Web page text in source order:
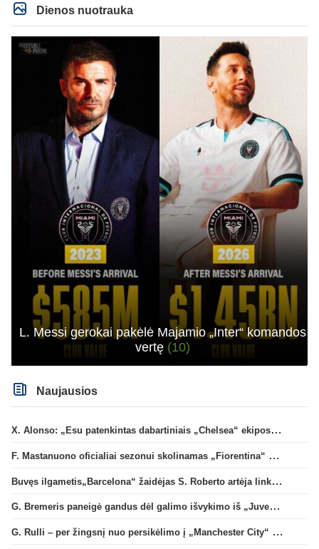
Dienos nuotrauka
L. Messi gerokai pakėlė Majamio „Inter“ komandos
vertę (10)
Naujausios
X. Alonso: „Esu patenkintas dabartiniais „Chelsea“ ekipos vartininkais“
F. Mastanuono oficialiai sezonui skolinamas „Fiorentina“ ekipai
Buvęs ilgametis„Barcelona“ žaidėjas S. Roberto artėja link persikėlimo į MLS
G. Bremeris paneigė gandus dėl galimo išvykimo iš „Juventus“ klubo
G. Rulli – per žingsnį nuo persikėlimo į „Manchester City“ klubą